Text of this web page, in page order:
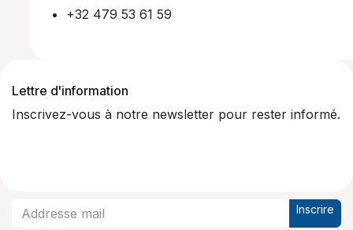
+32 479 53 61 59
Lettre d'information
Inscrivez-vous à notre newsletter pour rester informé.
Inscrire